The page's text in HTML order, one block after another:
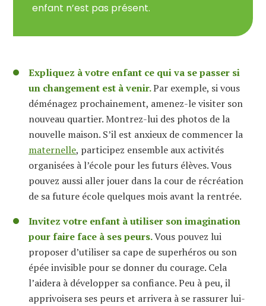
enfant n’est pas présent.
Expliquez à votre enfant ce qui va se passer si
un changement est à venir.Par exemple, si vous
déménagez prochainement, amenez-le visiter son
nouveau quartier. Montrez-lui des photos de la
nouvelle maison. S’il est anxieux de commencer la
maternelle, participez ensemble aux activités
organisées à l’école pour les futurs élèves. Vous
pouvez aussi aller jouer dans la cour de récréation
de sa future école quelques mois avant la rentrée.
Invitez votre enfant à utiliser son imagination
pour faire face à ses peurs.Vous pouvez lui
proposer d’utiliser sa cape de superhéros ou son
épée invisible pour se donner du courage. Cela
l’aidera à développer sa confiance. Peu à peu, il
apprivoisera ses peurs et arrivera à se rassurer lui-